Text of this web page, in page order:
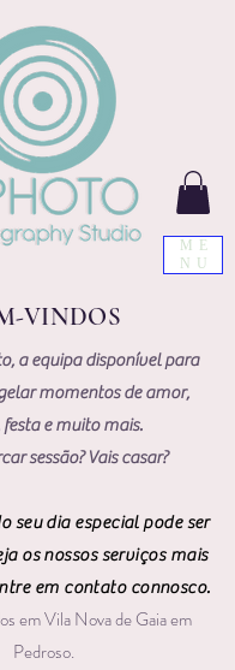
ME
NU
VINDOS
a equipa disponível para
momentos de amor,
e muito mais.
sessão? Vais casar?
seu dia especial pode ser
os nossos serviços mais
em contato connosco.
em Vila Nova de Gaia em
Pedroso.